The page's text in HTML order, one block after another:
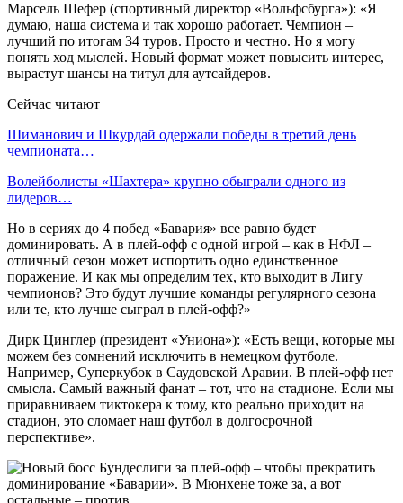
Марсель Шефер (спортивный директор «Вольфсбурга»): «Я
думаю, наша система и так хорошо работает. Чемпион –
лучший по итогам 34 туров. Просто и честно. Но я могу
понять ход мыслей. Новый формат может повысить интерес,
вырастут шансы на титул для аутсайдеров.
Сейчас читают
Шиманович и Шкурдай одержали победы в третий день
чемпионата…
Волейболисты «Шахтера» крупно обыграли одного из
лидеров…
Но в сериях до 4 побед «Бавария» все равно будет
доминировать. А в плей-офф с одной игрой – как в НФЛ –
отличный сезон может испортить одно единственное
поражение. И как мы определим тех, кто выходит в Лигу
чемпионов? Это будут лучшие команды регулярного сезона
или те, кто лучше сыграл в плей-офф?»
Дирк Цинглер (президент «Униона»): «Есть вещи, которые мы
можем без сомнений исключить в немецком футболе.
Например, Суперкубок в Саудовской Аравии. В плей-офф нет
смысла. Самый важный фанат – тот, что на стадионе. Если мы
приравниваем тиктокера к тому, кто реально приходит на
стадион, это сломает наш футбол в долгосрочной
перспективе».